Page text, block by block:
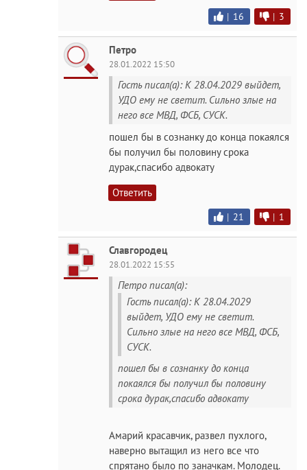
| 16 | 3
Петро
28.01.2022 15:50
Гость писал(а): К 28.04.2029 выйдет,
УДО ему не светит. Сильно злые на
него все МВД, ФСБ, СУСК.
пошел бы в сознанку до конца покаялся
бы получил бы половину срока
дурак,спасибо адвокату
Ответить
| 21 | 1
Славгородец
28.01.2022 15:55
Петро писал(а):
Гость писал(а): К 28.04.2029
выйдет, УДО ему не светит.
Сильно злые на него все МВД, ФСБ,
СУСК.
пошел бы в сознанку до конца
покаялся бы получил бы половину
срока дурак,спасибо адвокату
Амарий красавчик, развел пухлого,
наверно вытащил из него все что
спрятано было по заначкам. Молодец.